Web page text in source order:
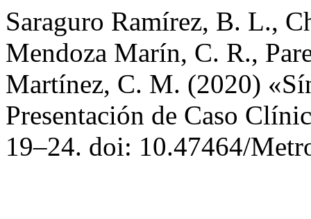
Saraguro Ramírez, B. L.,
Mendoza Marín, C. R.,
Martínez, C. M. (2020)
Presentación de Caso
19–24. doi: 10.47464/